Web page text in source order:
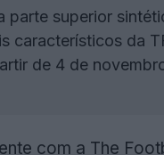
parte superior
característicos da
de 4 de
com a The